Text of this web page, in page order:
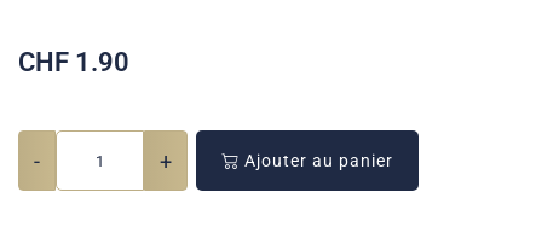
CHF 1.90
- + Ajouter au panier